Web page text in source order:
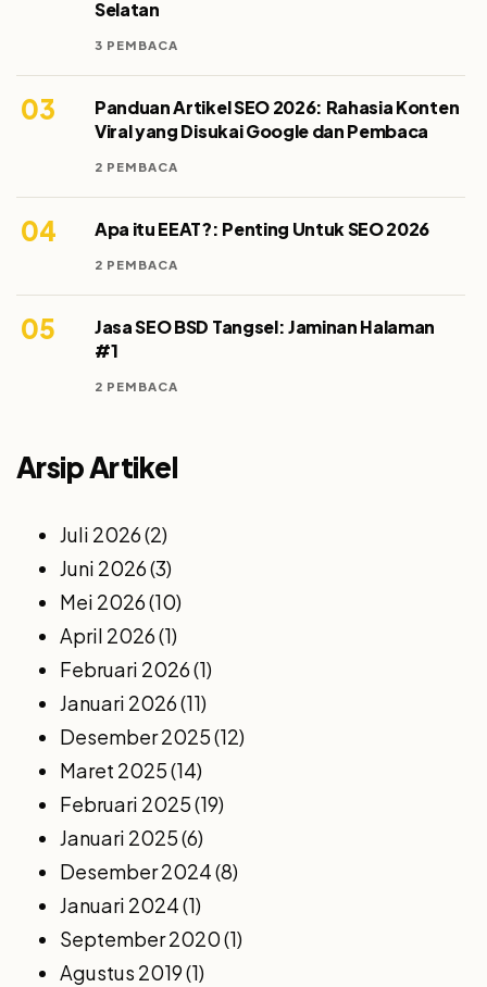
Selatan
3 PEMBACA
03
Panduan Artikel SEO 2026: Rahasia Konten
Viral yang Disukai Google dan Pembaca
2 PEMBACA
04 Apa itu EEAT?: Penting Untuk SEO 2026
2 PEMBACA
05
Jasa SEO BSD Tangsel: Jaminan Halaman
#1
2 PEMBACA
Arsip Artikel
Juli 2026(2)
Juni 2026(3)
Mei 2026(10)
April 2026(1)
Februari 2026(1)
Januari 2026(11)
Desember 2025(12)
Maret 2025(14)
Februari 2025(19)
Januari 2025(6)
Desember 2024(8)
Januari 2024(1)
September 2020(1)
Agustus 2019(1)